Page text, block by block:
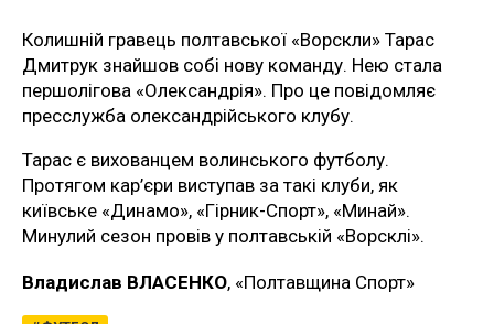
Колишній гравець полтавської «Ворскли» Тарас
Дмитрук знайшов собі нову команду. Нею стала
першолігова «Олександрія». Про це повідомляє
пресслужба олександрійського клубу.
Тарас є вихованцем волинського футболу.
Протягом кар’єри виступав за такі клуби, як
київське «Динамо», «Гірник-Спорт», «Минай».
Минулий сезон провів у полтавській «Ворсклі».
Владислав ВЛАСЕНКО, «Полтавщина Спорт»